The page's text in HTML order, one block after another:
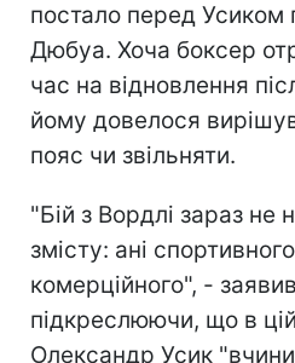
постало перед Усиком
Дюбуа. Хоча боксер
час на відновлення
йому довелося
пояс чи звільняти.
"Бій з Вордлі зараз не
змісту: ані
комерційного", -
підкреслюючи, що в цій
Олександр Усик